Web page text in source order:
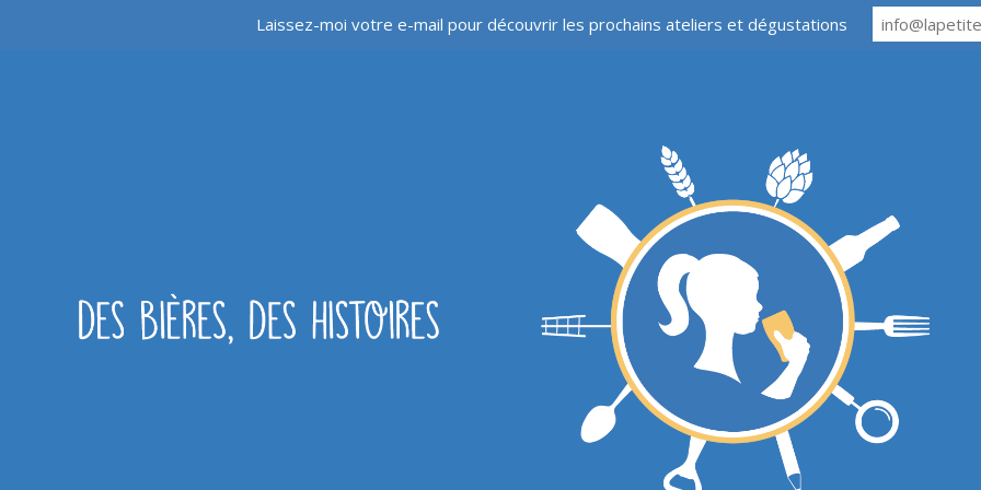
Laissez-moi votre e-mail pour découvrir les prochains ateliers et dégustations